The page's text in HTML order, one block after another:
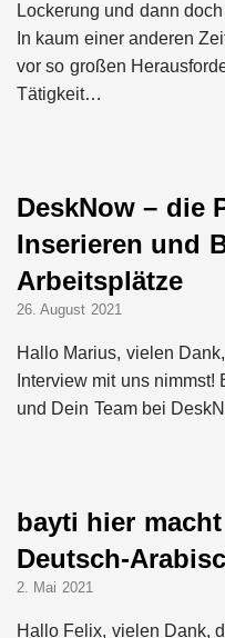
Lockerung und dann
In kaum einer anderen
vor so großen
Tätigkeit…
DeskNow – die
Inserieren und
Arbeitsplätze
26. August 2021
Hallo Marius, vielen
Interview mit uns
und Dein Team bei
bayti hier
Deutsch-
2. Mai 2021
Hallo Felix, vielen Dank,